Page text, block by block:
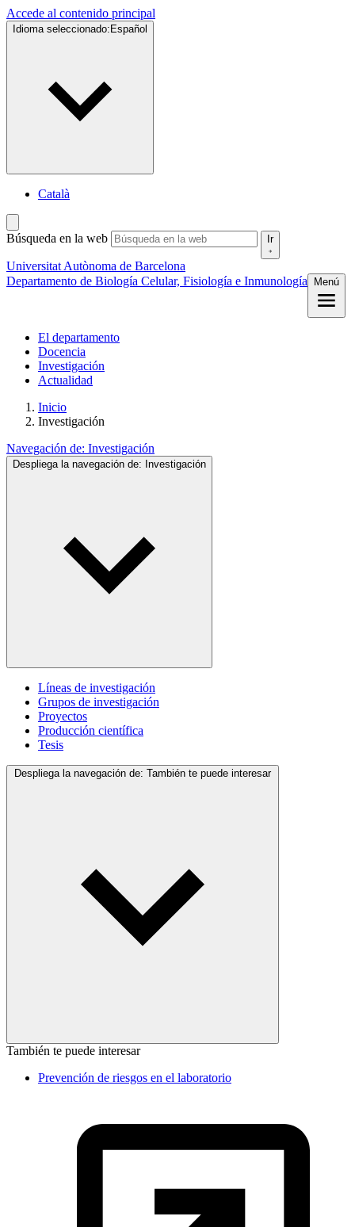
Accede al contenido principal
Idioma seleccionado: Español
Català
Búsqueda en la web Ir
Universitat Autònoma de Barcelona
Departamento de Biología Celular, Fisiología e Inmunología
Menú
El departamento
Docencia
Investigación
Actualidad
Inicio
Investigación
Navegación de: Investigación
Despliega la navegación de: Investigación
Líneas de investigación
Grupos de investigación
Proyectos
Producción científica
Tesis
Despliega la navegación de: También te puede interesar
También te puede interesar
Prevención de riesgos en el laboratorio